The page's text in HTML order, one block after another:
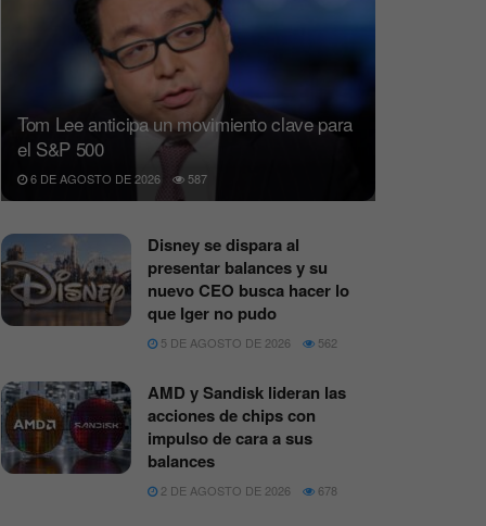
Tom Lee anticipa un movimiento clave para
el S&P 500
6 DE AGOSTO DE 2026 587
Disney se dispara al
presentar balances y su
nuevo CEO busca hacer lo
que Iger no pudo
5 DE AGOSTO DE 2026 562
AMD y Sandisk lideran las
acciones de chips con
impulso de cara a sus
balances
2 DE AGOSTO DE 2026 678